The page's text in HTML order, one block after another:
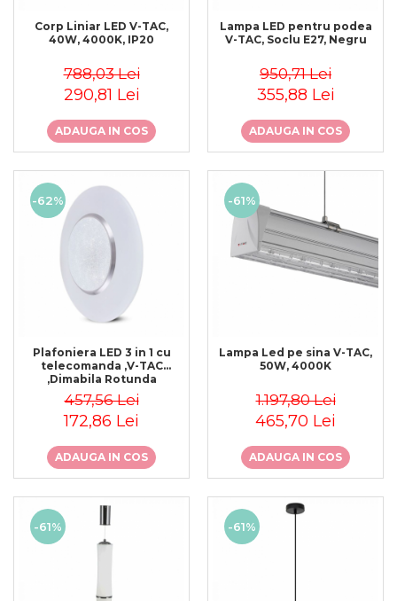
Corp Liniar LED V-TAC,
40W, 4000K, IP20
788,03 Lei
290,81 Lei
ADAUGA IN COS
Lampa LED pentru podea
V-TAC, Soclu E27, Negru
950,71 Lei
355,88 Lei
ADAUGA IN COS
-62%
Plafoniera LED 3 in 1 cu
telecomanda ,V-TAC
,Dimabila Rotunda
457,56 Lei
172,86 Lei
ADAUGA IN COS
-61%
Lampa Led pe sina V-TAC,
50W, 4000K
1.197,80 Lei
465,70 Lei
ADAUGA IN COS
-61% -61%